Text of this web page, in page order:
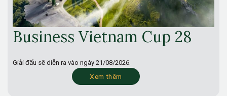
Business Vietnam Cup 28
Giải đấu sẽ diễn ra vào ngày 21/08/2026.
Xem thêm